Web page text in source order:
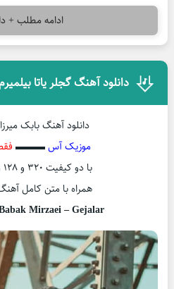
ادامه مطلب +
دانلود آهنگ گجلر یاتا
دانلود آهنگ بابک
موزیک آس▬▬▬
با دو کیفیت ۳۲۰ و ۱۲۸ و بهترین کیفیت
همراه با متن کامل
Mirzaei – Gejalar